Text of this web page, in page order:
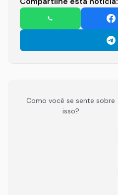
Como você se sente sobre
isso?